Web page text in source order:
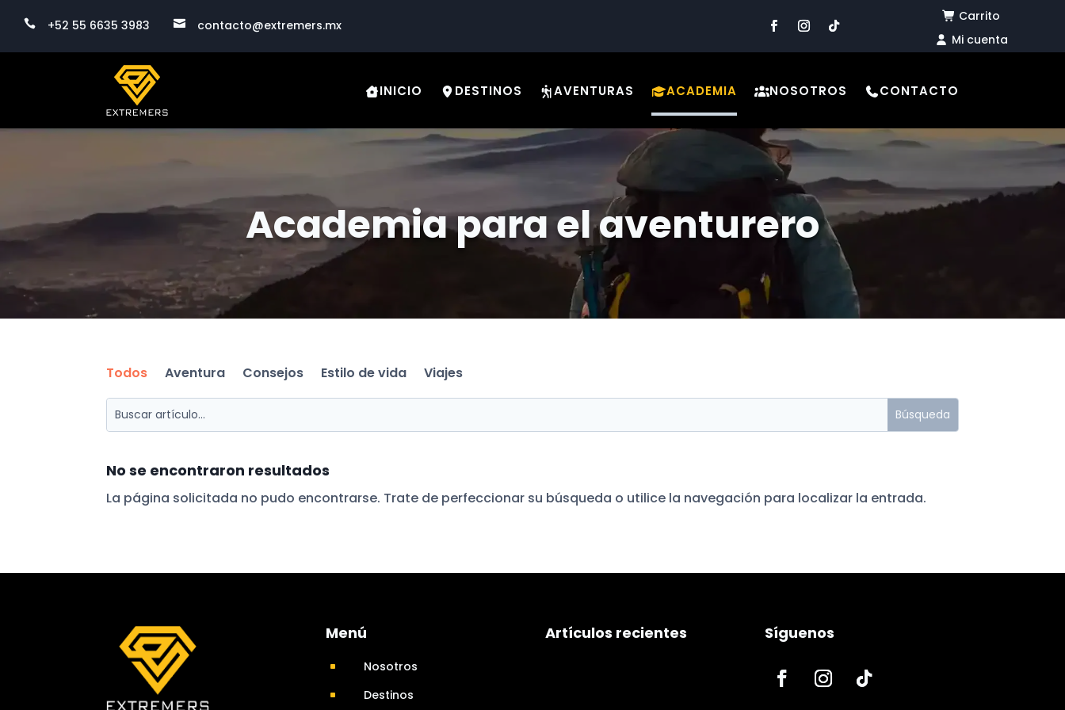
 +52 55 6635 3983  contacto@extremers.mx
Carrito
Mi cuenta
INICIO DESTINOS AVENTURAS ACADEMIA NOSOTROS CONTACTO
Academia para el aventurero
Todos Aventura Consejos Estilo de vida Viajes
No se encontraron resultados
La página solicitada no pudo encontrarse. Trate de perfeccionar su búsqueda o utilice la navegación para localizar la entrada.
Menú
^ Nosotros
^ Destinos
Artículos recientes Síguenos